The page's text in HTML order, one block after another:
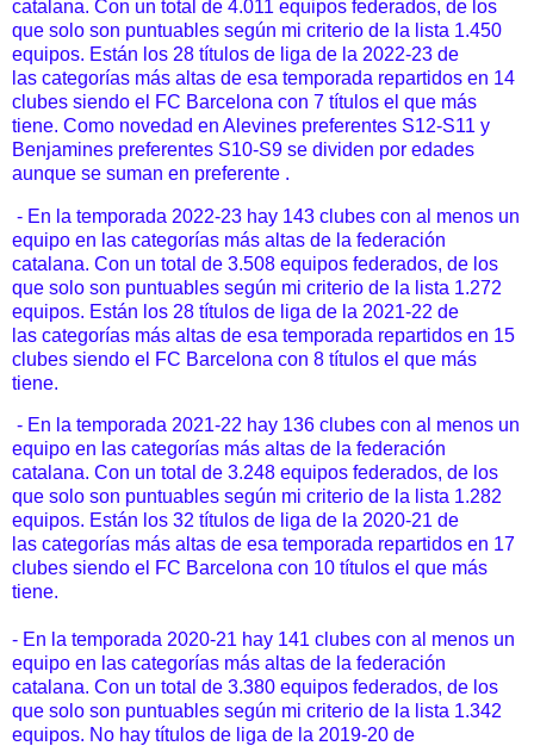
catalana. Con un total de 4.011 equipos federados, de los
que solo son puntuables según mi criterio de la lista 1.450
equipos. Están los 28 títulos de liga de la 2022-23 de
las categorías más altas de esa temporada repartidos en 14
clubes siendo el FC Barcelona con 7 títulos el que más
tiene. Como novedad en Alevines preferentes S12-S11 y
Benjamines preferentes S10-S9 se dividen por edades
aunque se suman en preferente .
- En la temporada 2022-23 hay 143 clubes con al menos un
equipo en las categorías más altas de la federación
catalana. Con un total de 3.508 equipos federados, de los
que solo son puntuables según mi criterio de la lista 1.272
equipos. Están los 28 títulos de liga de la 2021-22 de
las categorías más altas de esa temporada repartidos en 15
clubes siendo el FC Barcelona con 8 títulos el que más
tiene.
- En la temporada 2021-22 hay 136 clubes con al menos un
equipo en las categorías más altas de la federación
catalana. Con un total de 3.248 equipos federados, de los
que solo son puntuables según mi criterio de la lista 1.282
equipos. Están los 32 títulos de liga de la 2020-21 de
las categorías más altas de esa temporada repartidos en 17
clubes siendo el FC Barcelona con 10 títulos el que más
tiene.
- En la temporada 2020-21 hay 141 clubes con al menos un
equipo en las categorías más altas de la federación
catalana. Con un total de 3.380 equipos federados, de los
que solo son puntuables según mi criterio de la lista 1.342
equipos. No hay títulos de liga de la 2019-20 de